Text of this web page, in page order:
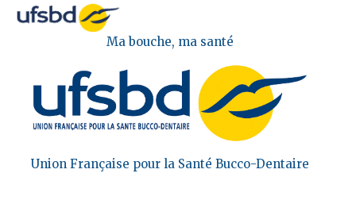
Ma bouche, ma santé
Union Française pour la Santé Bucco-Dentaire